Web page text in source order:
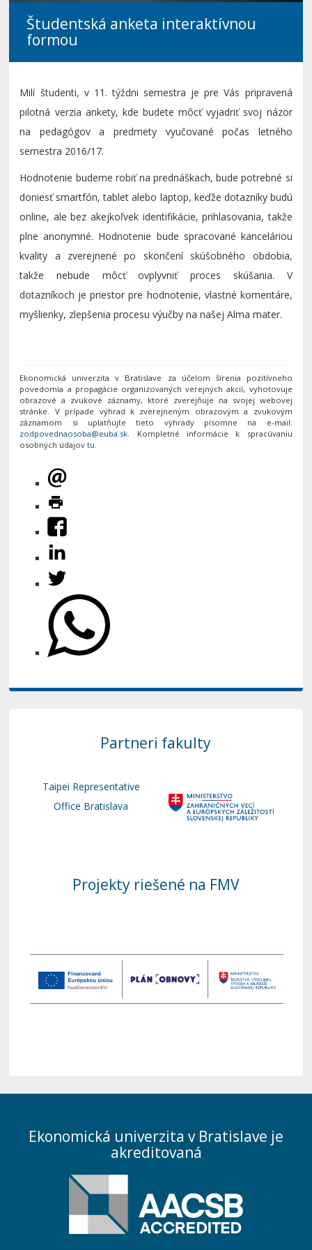
Študentská anketa interaktívnou
formou
Milí študenti, v 11. týždni semestra je pre Vás pripravená
pilotná verzia ankety, kde budete môcť vyjadriť svoj názor
na pedagógov a predmety vyučované počas letného
semestra 2016/17.
Hodnotenie budeme robiť na prednáškach, bude potrebné si
doniesť smartfón, tablet alebo laptop, keďže dotazníky budú
online, ale bez akejkoľvek identifikácie, prihlasovania, takže
plne anonymné. Hodnotenie bude spracované kanceláriou
kvality a zverejnené po skončení skúšobného obdobia,
takže nebude môcť ovplyvniť proces skúšania. V
dotazníkoch je priestor pre hodnotenie, vlastné komentáre,
myšlienky, zlepšenia procesu výučby na našej Alma mater.
Ekonomická univerzita v Bratislave za účelom šírenia pozitívneho
povedomia a propagácie organizovaných verejných akcií, vyhotovuje
obrazové a zvukové záznamy, ktoré zverejňuje na svojej webovej
stránke. V prípade výhrad k zverejneným obrazovým a zvukovým
záznamom si uplatňujte tieto výhrady písomne na e-mail:
. Kompletné informácie k spracúvaniu
osobných údajovtu.
Partneri fakulty
Taipei Representative
Office Bratislava
Projekty riešené na FMV
Ekonomická univerzita v Bratislave je
akreditovaná